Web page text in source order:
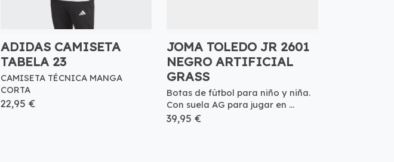
ADIDAS CAMISETA
TABELA 23
CAMISETA TÉCNICA MANGA
CORTA
22,95 €
JOMA TOLEDO JR 2601
NEGRO ARTIFICIAL
GRASS
Botas de fútbol para niño y niña.
Con suela AG para jugar en ...
39,95 €